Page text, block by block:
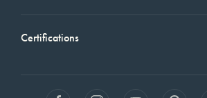
Certifications